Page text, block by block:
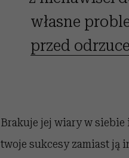
własne
przed
Brakuje jej wiary w siebie
twoje sukcesy zamiast ją